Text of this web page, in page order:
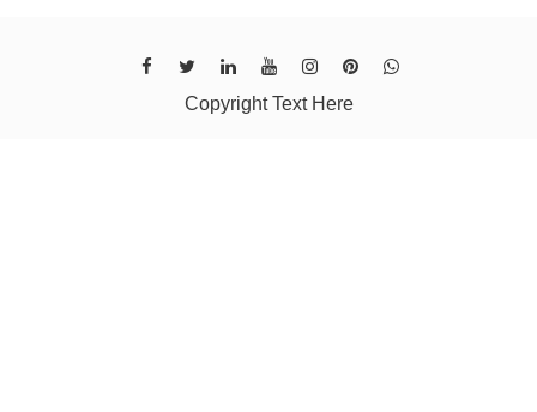
Copyright Text Here